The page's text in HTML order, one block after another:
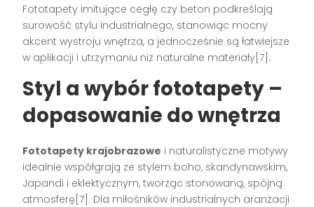
Fototapety imitujące cegłę czy beton podkreślają
surowość stylu industrialnego, stanowiąc mocny
akcent wystroju wnętrza, a jednocześnie są łatwiejsze
w aplikacji i utrzymaniu niż naturalne materiały[7].
Styl a wybór fototapety –
dopasowanie do wnętrza
Fototapety krajobrazowe i naturalistyczne motywy
idealnie współgrają ze stylem boho, skandynawskim,
Japandi i eklektycznym, tworząc stonowaną, spójną
atmosferę[7]. Dla miłośników industrialnych aranżacji